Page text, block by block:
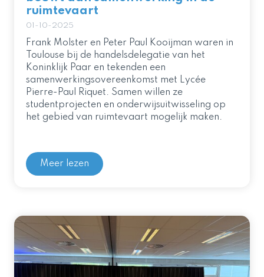
ruimtevaart
01-10-2025
Frank Molster en Peter Paul Kooijman waren in
Toulouse bij de handelsdelegatie van het
Koninklijk Paar en tekenden een
samenwerkingsovereenkomst met Lycée
Pierre-Paul Riquet. Samen willen ze
studentprojecten en onderwijsuitwisseling op
het gebied van ruimtevaart mogelijk maken.
Meer lezen